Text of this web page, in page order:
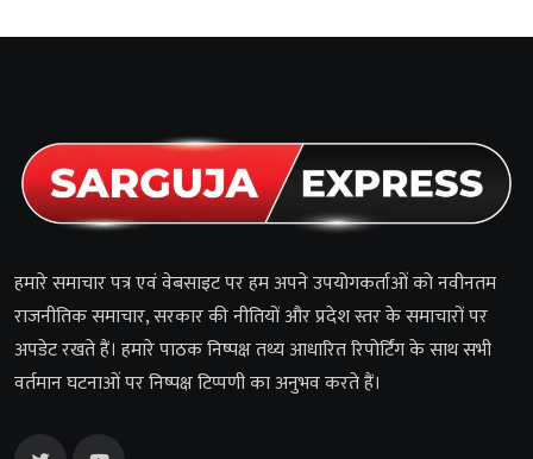
हमारे समाचार पत्र एवं वेबसाइट पर हम अपने उपयोगकर्ताओं को नवीनतम
राजनीतिक समाचार, सरकार की नीतियों और प्रदेश स्तर के समाचारों पर
अपडेट रखते हैं। हमारे पाठक निष्पक्ष तथ्य आधारित रिपोर्टिंग के साथ सभी
वर्तमान घटनाओं पर निष्पक्ष टिप्पणी का अनुभव करते हैं।